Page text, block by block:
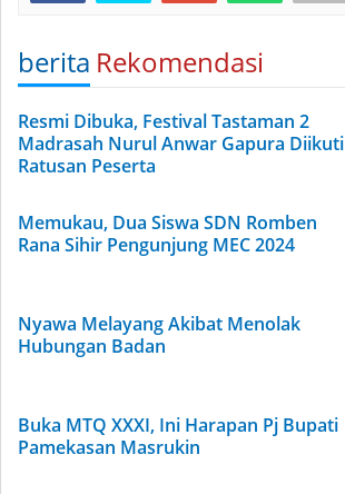
berita Rekomendasi
Resmi Dibuka, Festival Tastaman 2
Madrasah Nurul Anwar Gapura Diikuti
Ratusan Peserta
Memukau, Dua Siswa SDN Romben
Rana Sihir Pengunjung MEC 2024
Nyawa Melayang Akibat Menolak
Hubungan Badan
Buka MTQ XXXI, Ini Harapan Pj Bupati
Pamekasan Masrukin